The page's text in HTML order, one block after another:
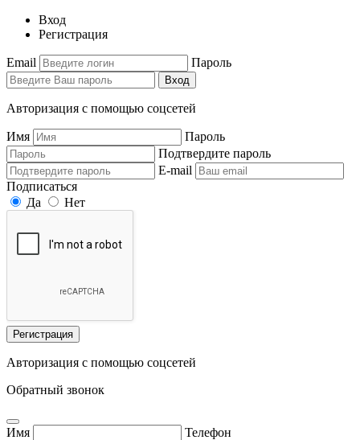
Вход
Регистрация
Email Пароль
Вход
Авторизация с помощью соцсетей
Имя
Пароль
Подтвердите пароль
E-mail
Подписаться
Да
Нет
Регистрация
Авторизация с помощью соцсетей
Обратный звонок
Имя Телефон